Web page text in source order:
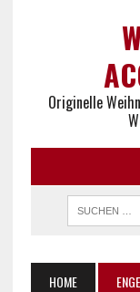
Originelle
HOME